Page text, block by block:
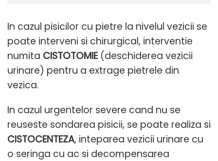
In cazul pisicilor cu pietre la nivelul vezicii se
poate interveni si chirurgical, interventie
numita CISTOTOMIE (deschiderea vezicii
urinare) pentru a extrage pietrele din
vezica.
In cazul urgentelor severe cand nu se
reuseste sondarea pisicii, se poate realiza si
CISTOCENTEZA, inteparea vezicii urinare cu
o seringa cu ac si decompensarea